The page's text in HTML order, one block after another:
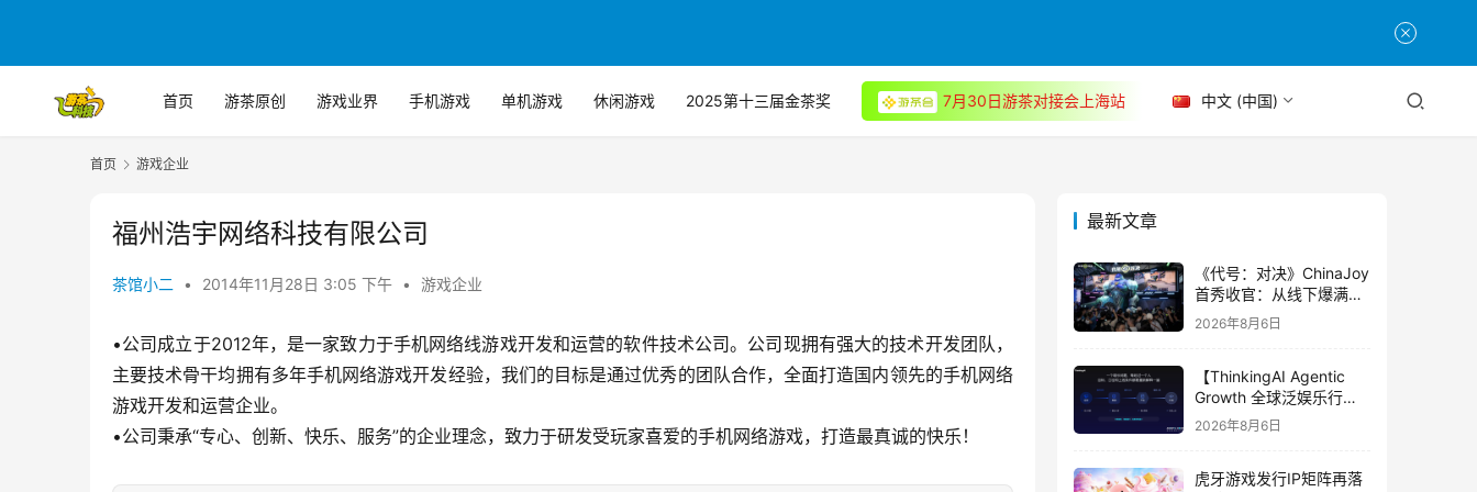
首页 游茶原创 游戏业界 手机游戏 单机游戏 休闲游戏 2025第十三届金茶奖 7月30日游茶对接会上海站 中文 (中国)
首页 游戏企业
福州浩宇网络科技有限公司
茶馆小二 • 2014年11月28日 3:05 下午 • 游戏企业
•公司成立于2012年，是一家致力于手机网络线游戏开发和运营的软件技术公司。公司现拥有强大的技术开发团队，
主要技术骨干均拥有多年手机网络游戏开发经验，我们的目标是通过优秀的团队合作，全面打造国内领先的手机网络
游戏开发和运营企业。
•公司秉承“专心、创新、快乐、服务”的企业理念，致力于研发受玩家喜爱的手机网络游戏，打造最真诚的快乐！
最新文章
《代号：对决》ChinaJoy
首秀收官：从线下爆满看
见玩家的真实期待
2026年8月6日
【ThinkingAI Agentic
Growth 全球泛娱乐行业
峰会】Agent 时代，人到
2026年8月6日
虎牙游戏发行IP矩阵再落